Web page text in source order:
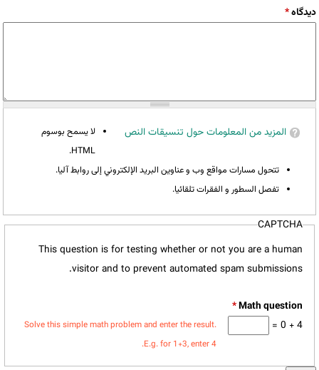
‏دیدگاه ‏*
المزيد من المعلومات حول تنسيقات النص
لا يسمح بوسوم
HTML.
تتحول مسارات مواقع وب و عناوين البريد الإلكتروني إلى روابط آليا.
تفصل السطور و الفقرات تلقائيا.
CAPTCHA
This question is for testing whether or not you are a human
visitor and to prevent automated spam submissions.
*
4 + 0 =
Solve this simple math problem and enter the result.
E.g. for 1+3, enter 4.